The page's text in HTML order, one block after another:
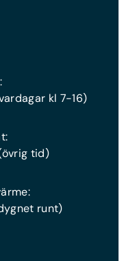
kl 7-16)
tid)
runt)